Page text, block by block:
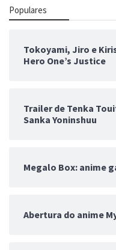
Populares
Tokoyami, Jiro e
Hero One’s Justice
Trailer de Tenka
Sanka Yoninshuu
Megalo Box: anime
Abertura do anime